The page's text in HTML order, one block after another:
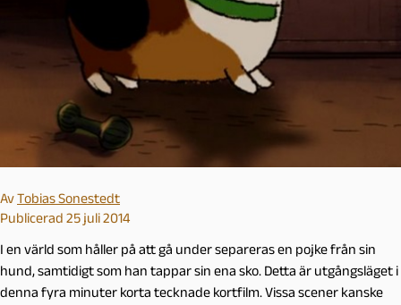
AvTobias Sonestedt
Publicerad 25 juli 2014
I en värld som håller på att gå under separeras en pojke från sin
hund, samtidigt som han tappar sin ena sko. Detta är utgångsläget i
denna fyra minuter korta tecknade kortfilm. Vissa scener kanske